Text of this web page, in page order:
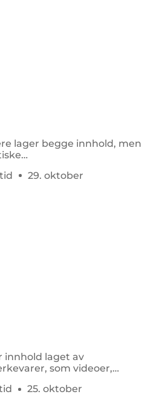
lager begge innhold, men
merkevarer kan bruke
29. oktober
innhold laget av
som videoer,
innlegg.
25. oktober